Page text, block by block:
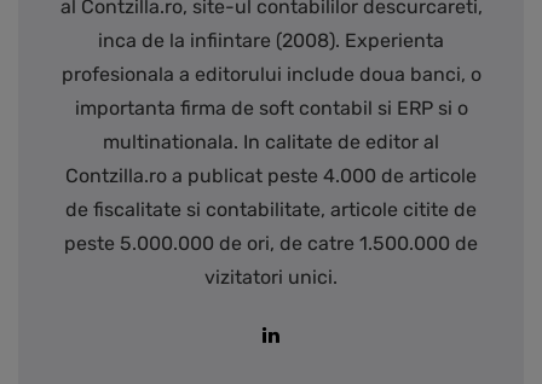
al Contzilla.ro, site-ul contabililor descurcareti,
inca de la infiintare (2008). Experienta
profesionala a editorului include doua banci, o
importanta firma de soft contabil si ERP si o
multinationala. In calitate de editor al
Contzilla.ro a publicat peste 4.000 de articole
de fiscalitate si contabilitate, articole citite de
peste 5.000.000 de ori, de catre 1.500.000 de
vizitatori unici.